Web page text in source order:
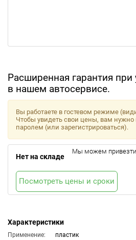
Расширенная гарантия при
в нашем автосервисе.
Характеристики
Применение:
пластик
Вы работаете в гостевом режиме
Чтобы увидеть свои цены, вам нужно
паролем (или зарегистрироваться).
Нет на складе
Мы можем привезти
Посмотреть цены и сроки